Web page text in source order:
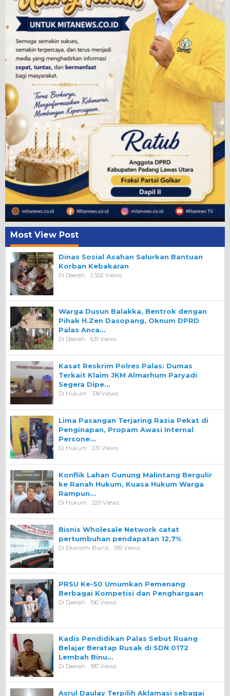
Most View Post
Dinas Sosial Asahan Salurkan Bantuan
Korban Kebakaran
Di Daerah 2,502 Views
Warga Dusun Balakka, Bentrok dengan
Pihak H.Zen Dasopang, Oknum DPRD
Palas Anca…
Di Daerah 631 Views
Kasat Reskrim Polres Palas: Dumas
Terkait Klaim JKM Almarhum Paryadi
Segera Dipe…
Di Hukum 318 Views
Lima Pasangan Terjaring Razia Pekat di
Penginapan, Propam Awasi Internal
Persone…
Di Hukum 231 Views
Konflik Lahan Gunung Malintang Bergulir
ke Ranah Hukum, Kuasa Hukum Warga
Rampun…
Di Hukum 220 Views
Bisnis Wholesale Network catat
pertumbuhan pendapatan 12,7%
Di Ekonomi Bisnis 199 Views
PRSU Ke-50 Umumkan Pemenang
Berbagai Kompetisi dan Penghargaan
Di Daerah 190 Views
Kadis Pendidikan Palas Sebut Ruang
Belajar Beratap Rusak di SDN 0172
Lembah Binu…
Di Daerah 187 Views
Asrul Daulay Terpilih Aklamasi sebagai